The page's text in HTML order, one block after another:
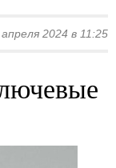
2024 в 11:25